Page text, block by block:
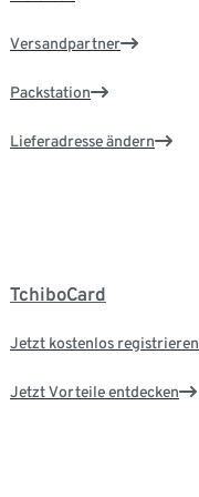
Versandpartner
Packstation
Lieferadresse ändern
TchiboCard
Jetzt kostenlos registrieren
Jetzt Vorteile entdecken